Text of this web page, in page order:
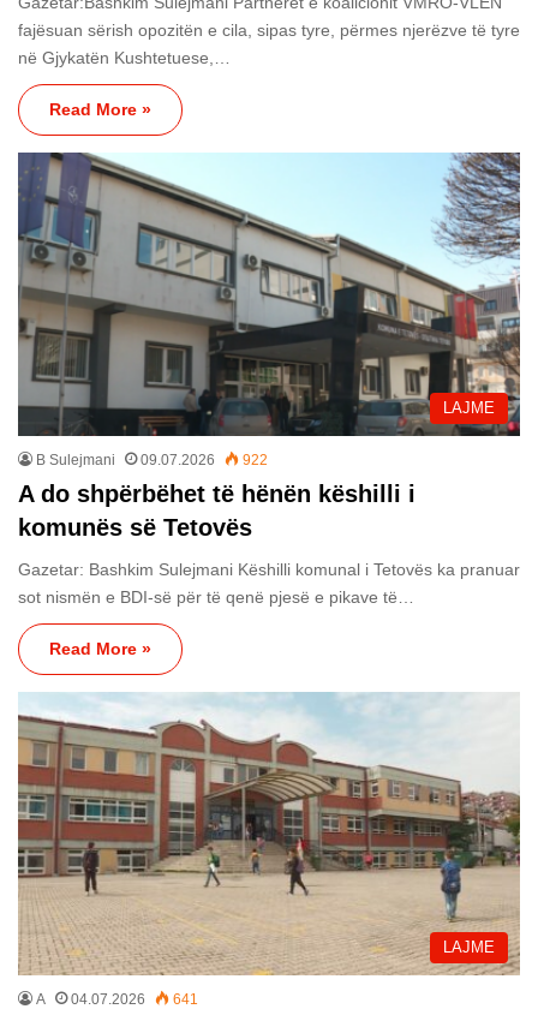
fajësuan sërish opozitën e cila, sipas tyre, përmes njerëzve të tyre
në Gjykatën Kushtetuese,…
Read More »
LAJME
B Sulejmani 09.07.2026 922
A do shpërbëhet të hënën këshilli i
komunës së Tetovës
Gazetar: Bashkim Sulejmani Këshilli komunal i Tetovës ka pranuar
sot nismën e BDI-së për të qenë pjesë e pikave të…
Read More »
LAJME
A 04.07.2026 641